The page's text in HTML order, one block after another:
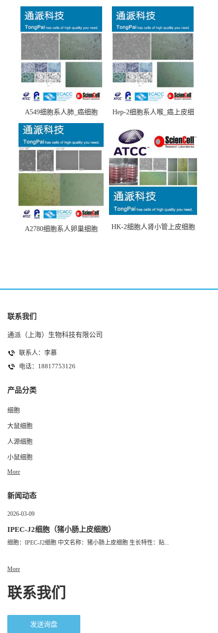
A549细胞系人肺_癌细胞
(A549细胞)
Hep-2细胞系人喉_癌上皮细
A2780细胞系人卵巢细胞
HK-2细胞人肾小管上皮细胞
联系我们
通派（上海）生物科技有限公司
联系人：李慕
电话：18817753126
产品分类
细胞
大鼠细胞
人源细胞
小鼠细胞
More
新闻动态
2026-03-09
IPEC-J2细胞（猪小肠上皮细胞）
细胞：IPEC-J2细胞 中文名称：猪小肠上皮细胞 生长特性：贴...
More
联系我们
发送询盘